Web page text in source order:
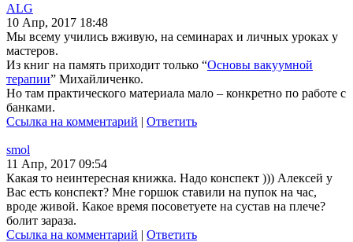
ALG
10 Апр, 2017 18:48
Мы всему учились вживую, на семинарах и личных уроках у
мастеров.
Из книг на память приходит только “Основы вакуумной
терапии” Михайличенко.
Но там практического материала мало – конкретно по работе с
банками.
Ссылка на комментарий | Ответить
smol
11 Апр, 2017 09:54
Какая то неинтересная книжка. Надо конспект ))) Алексей у
Вас есть конспект? Мне горшок ставили на пупок на час,
вроде живой. Какое время посоветуете на сустав на плече?
болит зараза.
Ссылка на комментарий | Ответить